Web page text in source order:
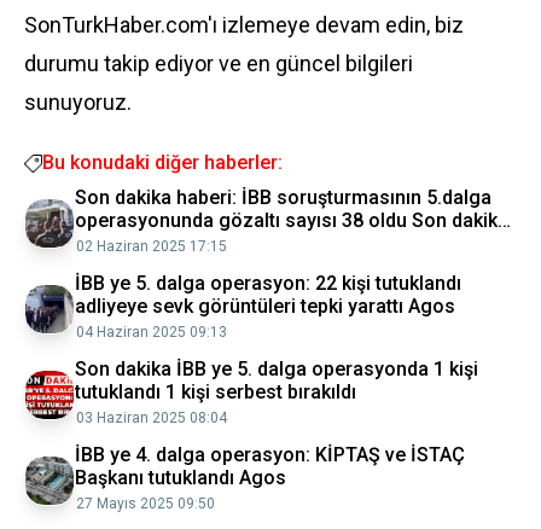
SonTurkHaber.com'ı izlemeye devam edin, biz
durumu takip ediyor ve en güncel bilgileri
sunuyoruz.
Bu konudaki diğer haberler:
Son dakika haberi: İBB soruşturmasının 5.dalga
operasyonunda gözaltı sayısı 38 oldu Son dakika
haberleri
02 Haziran 2025 17:15
İBB ye 5. dalga operasyon: 22 kişi tutuklandı
adliyeye sevk görüntüleri tepki yarattı Agos
04 Haziran 2025 09:13
Son dakika İBB ye 5. dalga operasyonda 1 kişi
tutuklandı 1 kişi serbest bırakıldı
03 Haziran 2025 08:04
İBB ye 4. dalga operasyon: KİPTAŞ ve İSTAÇ
Başkanı tutuklandı Agos
27 Mayıs 2025 09:50